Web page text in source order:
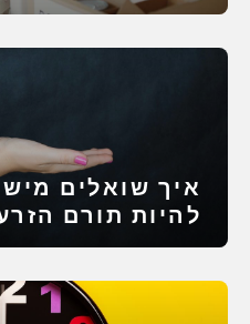
איך שואלים
להיות תורם